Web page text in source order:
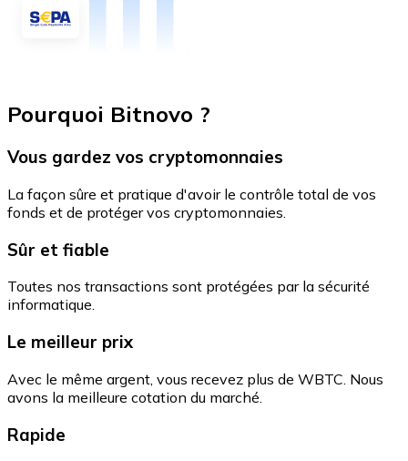
Pourquoi Bitnovo ?
Vous gardez vos cryptomonnaies
La façon sûre et pratique d'avoir le contrôle total de vos
fonds et de protéger vos cryptomonnaies.
Sûr et fiable
Toutes nos transactions sont protégées par la sécurité
informatique.
Le meilleur prix
Avec le même argent, vous recevez plus de WBTC. Nous
avons la meilleure cotation du marché.
Rapide